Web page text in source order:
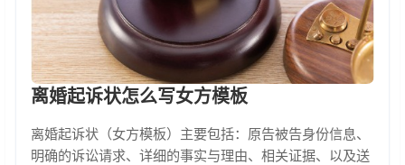
离婚起诉状怎么写女方模板
离婚起诉状（女方模板）主要包括：原告被告身份信息、
明确的诉讼请求、详细的事实与理由、相关证据、以及送